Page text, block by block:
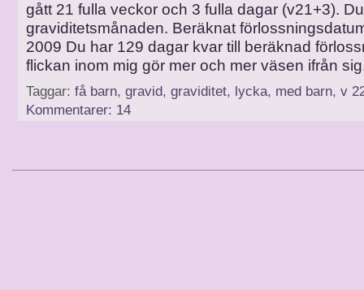
gått 21 fulla veckor och 3 fulla dagar (v21+3).
graviditetsmånaden. Beräknat
2009 Du har 129 dagar kvar till beräknad
flickan inom mig gör mer och mer väsen ifrån
Taggar: få barn, gravid, graviditet, lycka, med barn, v
Kommentarer: 14